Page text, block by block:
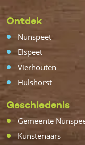
Ontdek
Nunspeet
Elspeet
Vierhouten
Hulshorst
Geschiedenis
Gemeente
Kunstenaars